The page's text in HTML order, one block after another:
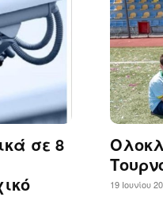
σε 8
19 Ιουνίου